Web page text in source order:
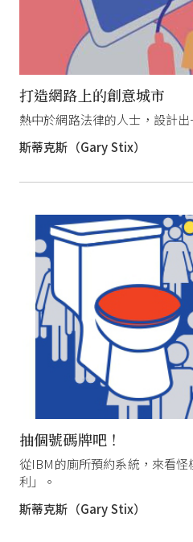
打造網路上的創意城市
熱中於網路法律的人士，設計
斯蒂克斯（Gary Stix）
抽個號碼牌吧！
從IBM的廁所預約系統，來看
利」。
斯蒂克斯（Gary Stix）